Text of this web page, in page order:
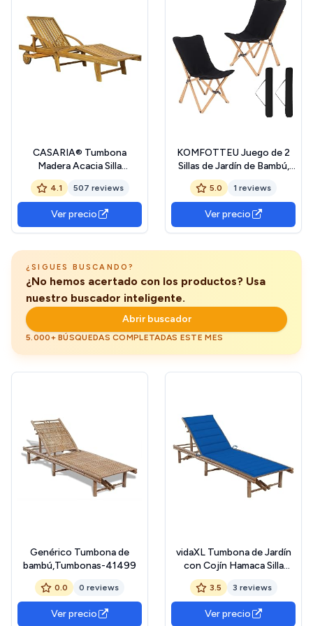
CASARIA® Tumbona
Madera Acacia Silla
Reclinable Jardín Mesa
Extensible Ruedas Plegable
160Kg
4.1 507 reviews
Ver precio
KOMFOTTEU Juego de 2
Sillas de Jardín de Bambú,
Silla Plegable con Bolsillo
Lateral y Bolsa de
Transporte, Silla de
Camping Portátil con Carga
hasta 150 kg, para Picnic,
5.0 1 reviews
Ver precio
¿SIGUES BUSCANDO?
¿No hemos acertado con los productos? Usa
nuestro buscador inteligente.
Abrir buscador
5.000+ BÚSQUEDAS COMPLETADAS ESTE MES
Genérico Tumbona de
bambú,Tumbonas-41499
0.0 0 reviews
Ver precio
vidaXL Tumbona de Jardín
con Cojín Hamaca Silla
Asiento Patio Terraza
Balcón Exterior Piscina
Playa Cama Plegable
Ajustable Robusta Bambú
3.5 3 reviews
Ver precio